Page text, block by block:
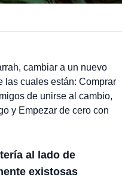
cambiar a un nuevo
las cuales están: Comprar
de unirse al cambio,
y Empezar de cero con
al lado de
existosas